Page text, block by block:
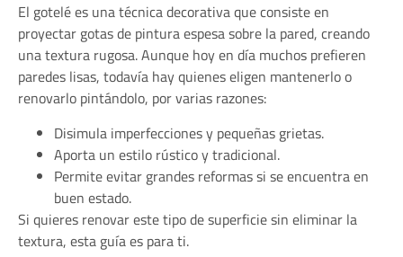
El gotelé es una técnica decorativa que consiste en
proyectar gotas de pintura espesa sobre la pared, creando
una textura rugosa. Aunque hoy en día muchos prefieren
paredes lisas, todavía hay quienes eligen mantenerlo o
renovarlo pintándolo, por varias razones:
Disimula imperfecciones y pequeñas grietas.
Aporta un estilo rústico y tradicional.
Permite evitar grandes reformas si se encuentra en
buen estado.
Si quieres renovar este tipo de superficie sin eliminar la
textura, esta guía es para ti.